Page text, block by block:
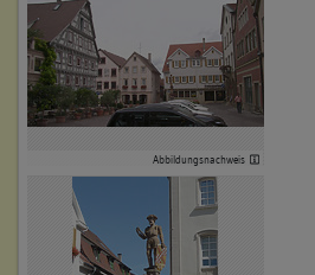
Abbildungsnachweis